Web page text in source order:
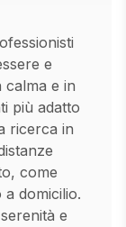
e
e in
più adatto
ricerca in
come
domicilio.
e